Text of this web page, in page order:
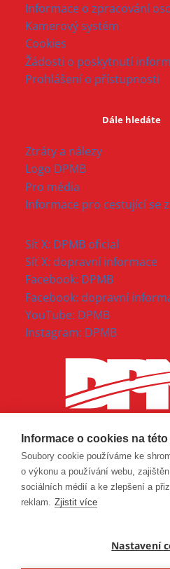
Informace o zpracování
Kamerový systém
Cookies
Žádosti o poskytnutí
Prohlášení o přístupnosti
Dále hledáte
Ztráty a nálezy
Logo DPMB
Pro média
Informace pro cestující se
Síť X: DPMB oficial
Síť X: dopravní informace
Facebook: DPMB
Facebook: dopravní
YouTube: DPMB
Instagram: DPMB
Informace o cookies na
Soubory cookie používáme ke
o výkonu a používání webu,
sociálních médií a ke zlepšení a
reklam. Zjistit více
Nastavení